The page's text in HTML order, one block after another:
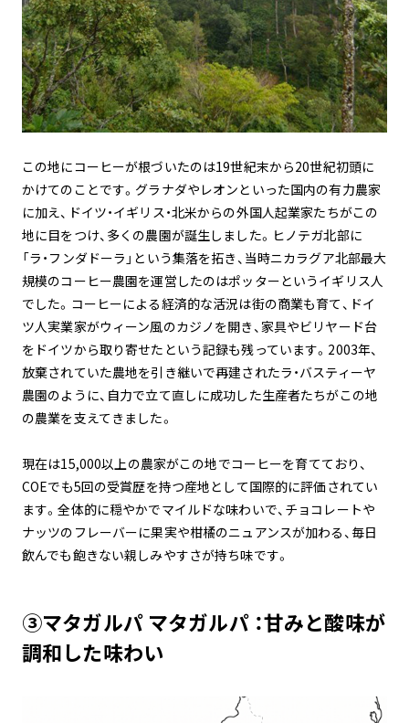
この地にコーヒーが根づいたのは19世紀末から20世紀初頭に
かけてのことです。グラナダやレオンといった国内の有力農家
に加え、ドイツ・イギリス・北米からの外国人起業家たちがこの
地に目をつけ、多くの農園が誕生しました。ヒノテガ北部に
「ラ・フンダドーラ」という集落を拓き、当時ニカラグア北部最大
規模のコーヒー農園を運営したのはポッターというイギリス人
でした。コーヒーによる経済的な活況は街の商業も育て、ドイ
ツ人実業家がウィーン風のカジノを開き、家具やビリヤード台
をドイツから取り寄せたという記録も残っています。2003年、
放棄されていた農地を引き継いで再建されたラ・バスティーヤ
農園のように、自力で立て直しに成功した生産者たちがこの地
の農業を支えてきました。
現在は15,000以上の農家がこの地でコーヒーを育てており、
COEでも5回の受賞歴を持つ産地として国際的に評価されてい
ます。全体的に穏やかでマイルドな味わいで、チョコレートや
ナッツのフレーバーに果実や柑橘のニュアンスが加わる、毎日
飲んでも飽きない親しみやすさが持ち味です。
③マタガルパ マタガルパ ：甘みと酸味が
調和した味わい